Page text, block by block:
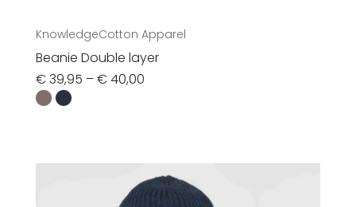
KnowledgeCotton Apparel
Beanie Double layer
€39,95 –€40,00